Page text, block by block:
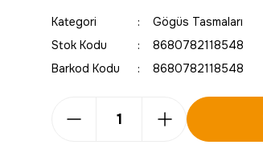
Kategori
Gögüs Tasmaları
Stok Kodu
8680782118548
Barkod Kodu
8680782118548